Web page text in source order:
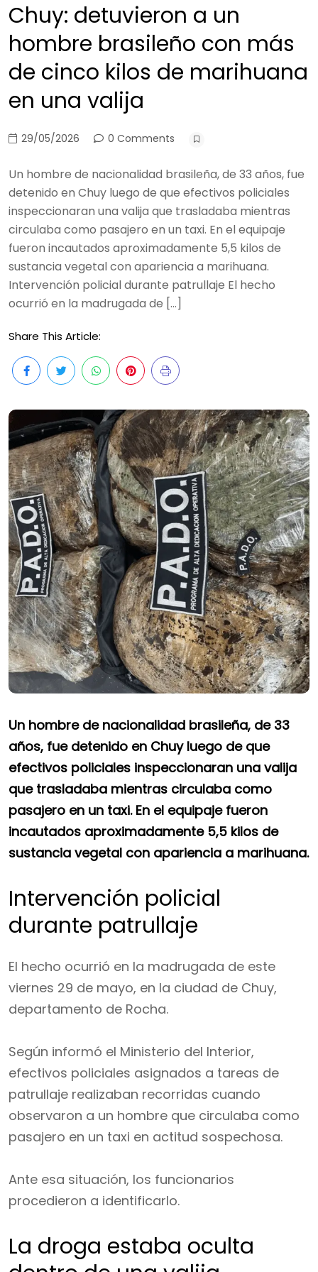
Chuy: detuvieron a un
hombre brasileño con más
de cinco kilos de marihuana
en una valija
29/05/2026 0 Comments
Un hombre de nacionalidad brasileña, de 33 años, fue
detenido en Chuy luego de que efectivos policiales
inspeccionaran una valija que trasladaba mientras
circulaba como pasajero en un taxi. En el equipaje
fueron incautados aproximadamente 5,5 kilos de
sustancia vegetal con apariencia a marihuana.
Intervención policial durante patrullaje El hecho
ocurrió en la madrugada de […]
Share This Article:
Un hombre de nacionalidad brasileña, de 33
años, fue detenido en Chuy luego de que
efectivos policiales inspeccionaran una valija
que trasladaba mientras circulaba como
pasajero en un taxi. En el equipaje fueron
incautados aproximadamente 5,5 kilos de
sustancia vegetal con apariencia a marihuana.
Intervención policial
durante patrullaje
El hecho ocurrió en la madrugada de este
viernes 29 de mayo, en la ciudad de Chuy,
departamento de Rocha.
Según informó el Ministerio del Interior,
efectivos policiales asignados a tareas de
patrullaje realizaban recorridas cuando
observaron a un hombre que circulaba como
pasajero en un taxi en actitud sospechosa.
Ante esa situación, los funcionarios
procedieron a identificarlo.
La droga estaba oculta